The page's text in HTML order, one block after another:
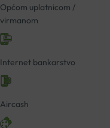
Općom uplatnicom /
virmanom
Internet bankarstvo
Aircash